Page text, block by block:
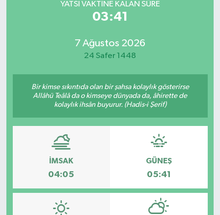
YATSI VAKTİNE KALAN SÜRE
03:41
7 Ağustos 2026
24 Safer 1448
Bir kimse sıkıntıda olan bir şahsa kolaylık gösterirse
Allâhü Teâlâ da o kimseye dünyada da, âhirette de
kolaylık ihsân buyurur. (Hadis-i Şerif)
İMSAK
04:05
GÜNEŞ
05:41